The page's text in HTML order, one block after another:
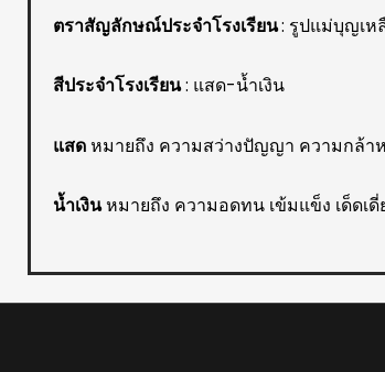
ตราสัญลักษณ์ประจำโรงเรียน: รูปแม่บุญเห
สีประจำโรงเรียน: แสด-น้ำเงิน
แสดหมายถึง ความสว่างปัญญา ความกล้า
น้ำเงินหมายถึง ความอดทน เข้มแข็ง เด็ดเดี่